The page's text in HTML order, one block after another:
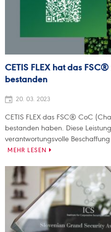
CETIS FLEX hat das
bestanden
20. 03. 2023
CETIS FLEX das FSC® CoC
bestanden haben. Diese
verantwortungsvolle
MEHR LESEN